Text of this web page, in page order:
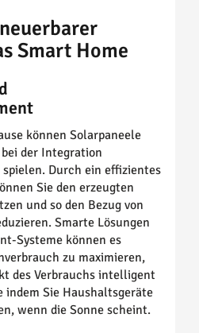
Smart Home
können Solarpaneele
der Integration
Durch ein effizientes
Sie den erzeugten
und so den Bezug von
Smarte Lösungen
Systeme können es
zu maximieren,
des Verbrauchs intelligent
indem Sie Haushaltsgeräte
wenn die Sonne scheint.